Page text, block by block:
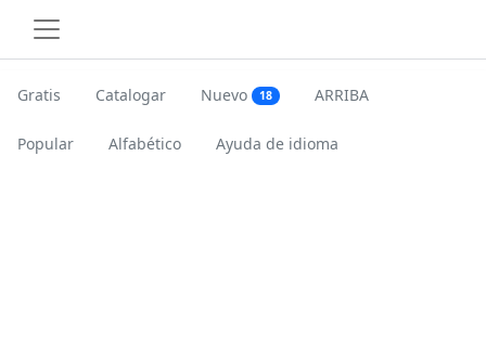
Gratis Catalogar Nuevo 18 ARRIBA
Popular Alfabético Ayuda de idioma